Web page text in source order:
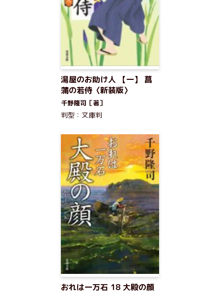
湯屋のお助け人 【一】 菖
蒲の若侍〈新装版〉
千野隆司［著］
判型：文庫判
おれは一万石 18 大殿の顔